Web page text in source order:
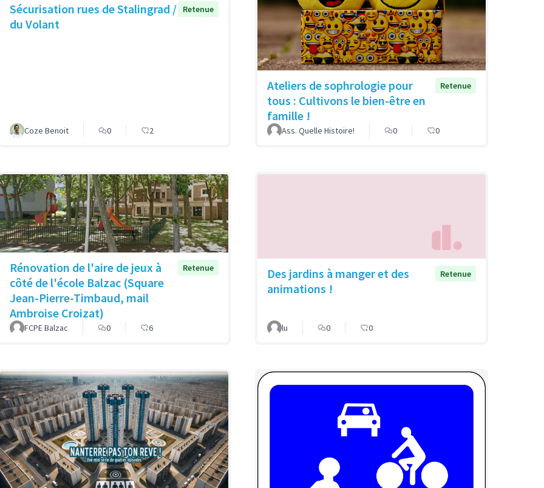
Sécurisation rues de Stalingrad /
du Volant
Retenue
Coze Benoit 0 2
Ateliers de sophrologie pour
tous : Cultivons le bien-être en
famille !
Retenue
Ass. Quelle Histoire! 0 0
Rénovation de l'aire de jeux à
côté de l'école Balzac (Square
Jean-Pierre-Timbaud, mail
Ambroise Croizat)
Retenue
FCPE Balzac 0 6
Des jardins à manger et des
animations !
Retenue
lu 0 0